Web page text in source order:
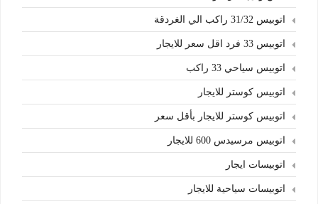
اتوبيس 31/32 راكب الي الغردقة
اتوبيس 33 فرد اقل سعر للايجار
اتوبيس سياحي 33 راكب
اتوبيس كوستر للايجار
اتوبيس كوستر للايجار بأقل سعر
اتوبيس مرسيدس 600 للايجار
اتوبيسات ايجار
اتوبيسات سياحية للايجار